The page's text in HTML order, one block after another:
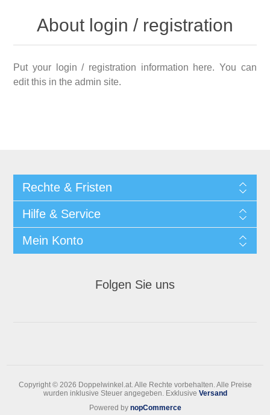
About login / registration
Put your login / registration information here. You can
edit this in the admin site.
Rechte & Fristen
Hilfe & Service
Mein Konto
Folgen Sie uns
Copyright © 2026 Doppelwinkel.at. Alle Rechte vorbehalten.Alle Preise
wurden inklusive Steuer angegeben. Exklusive Versand
Powered by nopCommerce